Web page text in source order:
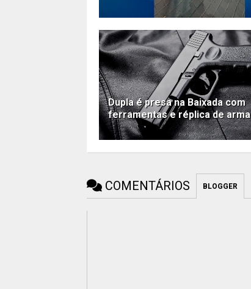
Dupla é presa na Baixada com
ferramentas e réplica de arma
COMENTÁRIOS BLOGGER